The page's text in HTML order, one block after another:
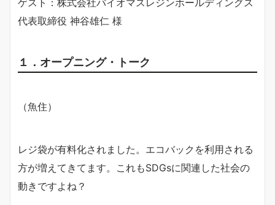
代表取締役 神谷雄仁 様
１．オープニング・トーク
（魚住）
レジ袋が有料化されました。エコバックを利用される
方が増えてきてます。これもSDGsに関連した社会の
動きですよね？